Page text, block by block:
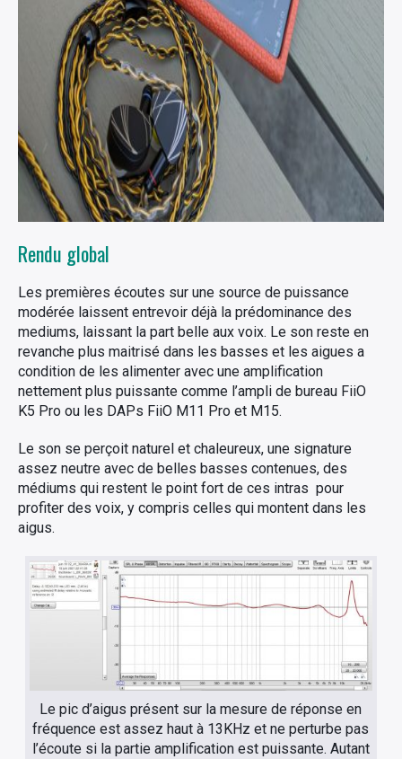
Rendu global
Les premières écoutes sur une source de puissance
modérée laissent entrevoir déjà la prédominance des
mediums, laissant la part belle aux voix. Le son reste en
revanche plus maitrisé dans les basses et les aigues a
condition de les alimenter avec une amplification
nettement plus puissante comme l’ampli de bureau FiiO
K5 Pro ou les DAPs FiiO M11 Pro et M15.
Le son se perçoit naturel et chaleureux, une signature
assez neutre avec de belles basses contenues, des
médiums qui restent le point fort de ces intras pour
profiter des voix, y compris celles qui montent dans les
aigus.
Le pic d’aigus présent sur la mesure de réponse en
fréquence est assez haut à 13KHz et ne perturbe pas
l’écoute si la partie amplification est puissante. Autant